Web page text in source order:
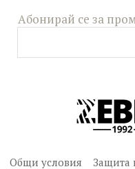
Абонирай се за
Общи условия Защита